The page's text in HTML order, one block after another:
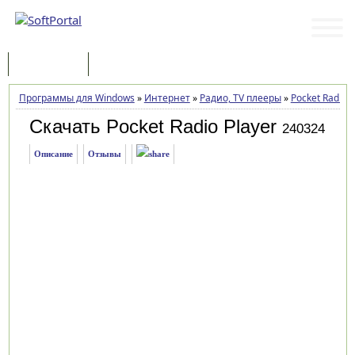
Программы для Windows » Интернет» Радио, TV плееры» Pocket Radio
Скачать Pocket Radio Player 240324
Описание Отзывы